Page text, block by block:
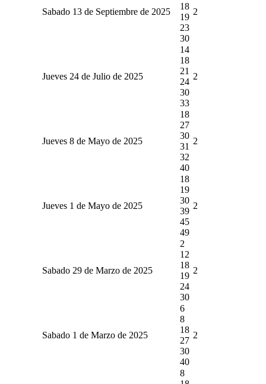
Sabado 13 de Septiembre de 2025
18
19
23
30
2
Jueves 24 de Julio de 2025
14
18
21
24
30
33
2
Jueves 8 de Mayo de 2025
18
27
30
31
32
40
2
Jueves 1 de Mayo de 2025
18
19
30
39
45
49
2
Sabado 29 de Marzo de 2025
2
12
18
19
24
30
2
Sabado 1 de Marzo de 2025
6
8
18
27
30
40
2
8